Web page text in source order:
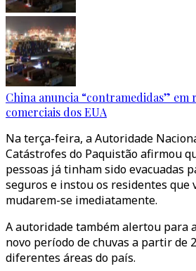
China anuncia “contramedidas” em
comerciais dos EUA
Na terça-feira, a Autoridade
Catástrofes do Paquistão afirmou
pessoas já tinham sido evacuadas
seguros e instou os residentes que
mudarem-se imediatamente.
A autoridade também alertou para
novo período de chuvas a partir de
diferentes áreas do país.